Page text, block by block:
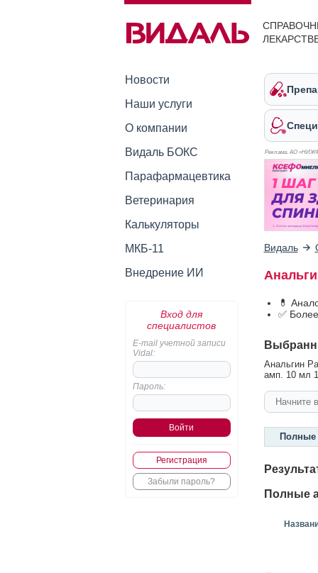
Новости
Наши услуги
О компании
Видаль БОКС
Парафармацевтика
Ветеринария
Калькуляторы
МКБ-11
Внедрение ИИ
Вход для
специалистов
E-mail учетной записи
Vidal:
Пароль:
Регистрация
Забыли пароль?
Реклама. АО
Видаль
💊
✅
Анальгин
амп. 10 мл
Полные
Полные